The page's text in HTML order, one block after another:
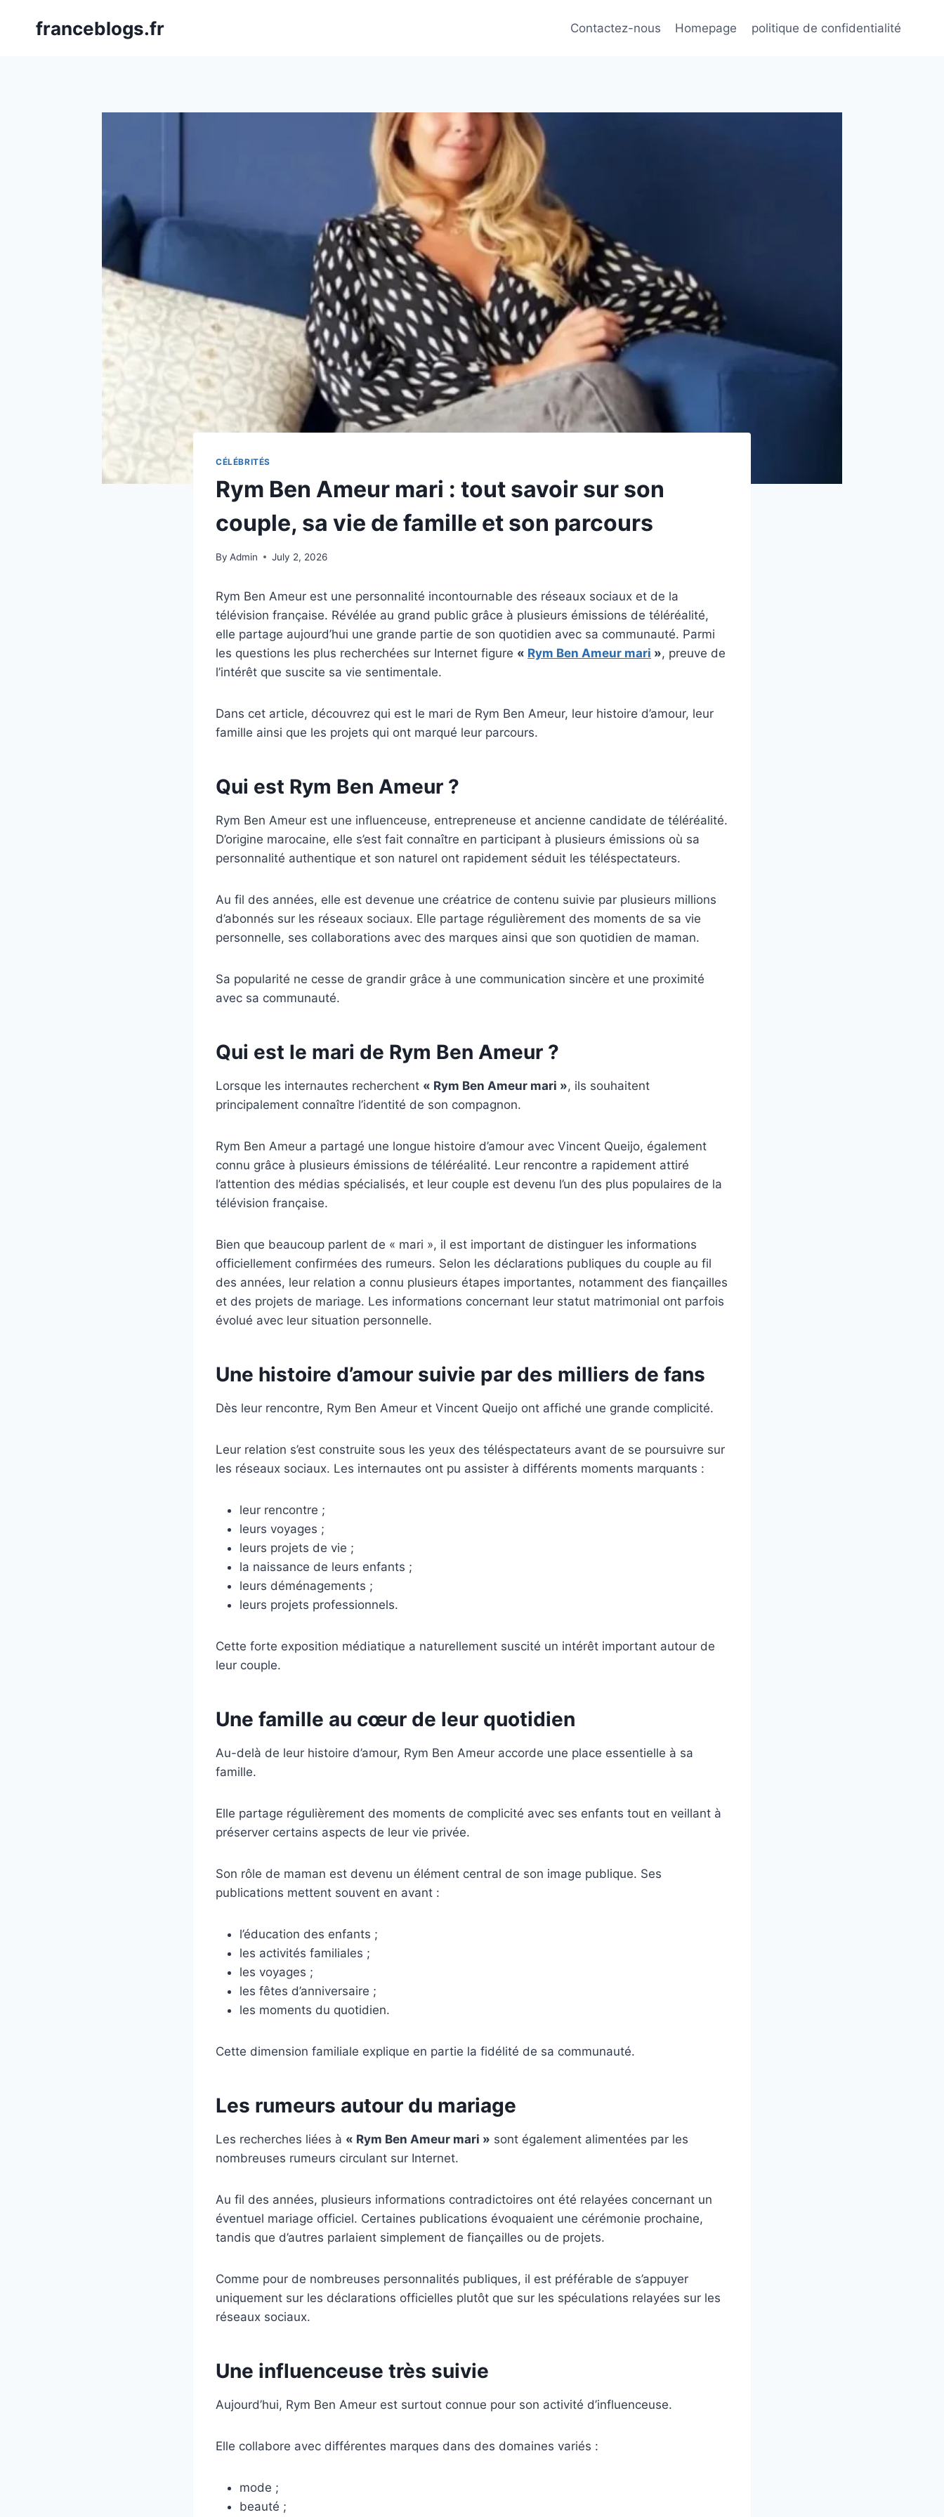
franceblogs.fr Contactez-nous Homepage politique de confidentialité
CÉLÉBRITÉS
Rym Ben Ameur mari : tout savoir sur son
couple, sa vie de famille et son parcours
By Admin July 2, 2026
Rym Ben Ameur est une personnalité incontournable des réseaux sociaux et de la
télévision française. Révélée au grand public grâce à plusieurs émissions de téléréalité,
elle partage aujourd’hui une grande partie de son quotidien avec sa communauté. Parmi
les questions les plus recherchées sur Internet figure « Rym Ben Ameur mari », preuve de
l’intérêt que suscite sa vie sentimentale.
Dans cet article, découvrez qui est le mari de Rym Ben Ameur, leur histoire d’amour, leur
famille ainsi que les projets qui ont marqué leur parcours.
Qui est Rym Ben Ameur ?
Rym Ben Ameur est une influenceuse, entrepreneuse et ancienne candidate de téléréalité.
D’origine marocaine, elle s’est fait connaître en participant à plusieurs émissions où sa
personnalité authentique et son naturel ont rapidement séduit les téléspectateurs.
Au fil des années, elle est devenue une créatrice de contenu suivie par plusieurs millions
d’abonnés sur les réseaux sociaux. Elle partage régulièrement des moments de sa vie
personnelle, ses collaborations avec des marques ainsi que son quotidien de maman.
Sa popularité ne cesse de grandir grâce à une communication sincère et une proximité
avec sa communauté.
Qui est le mari de Rym Ben Ameur ?
Lorsque les internautes recherchent « Rym Ben Ameur mari », ils souhaitent
principalement connaître l’identité de son compagnon.
Rym Ben Ameur a partagé une longue histoire d’amour avec Vincent Queijo, également
connu grâce à plusieurs émissions de téléréalité. Leur rencontre a rapidement attiré
l’attention des médias spécialisés, et leur couple est devenu l’un des plus populaires de la
télévision française.
Bien que beaucoup parlent de « mari », il est important de distinguer les informations
officiellement confirmées des rumeurs. Selon les déclarations publiques du couple au fil
des années, leur relation a connu plusieurs étapes importantes, notamment des fiançailles
et des projets de mariage. Les informations concernant leur statut matrimonial ont parfois
évolué avec leur situation personnelle.
Une histoire d’amour suivie par des milliers de fans
Dès leur rencontre, Rym Ben Ameur et Vincent Queijo ont affiché une grande complicité.
Leur relation s’est construite sous les yeux des téléspectateurs avant de se poursuivre sur
les réseaux sociaux. Les internautes ont pu assister à différents moments marquants :
leur rencontre ;
leurs voyages ;
leurs projets de vie ;
la naissance de leurs enfants ;
leurs déménagements ;
leurs projets professionnels.
Cette forte exposition médiatique a naturellement suscité un intérêt important autour de
leur couple.
Une famille au cœur de leur quotidien
Au-delà de leur histoire d’amour, Rym Ben Ameur accorde une place essentielle à sa
famille.
Elle partage régulièrement des moments de complicité avec ses enfants tout en veillant à
préserver certains aspects de leur vie privée.
Son rôle de maman est devenu un élément central de son image publique. Ses
publications mettent souvent en avant :
l’éducation des enfants ;
les activités familiales ;
les voyages ;
les fêtes d’anniversaire ;
les moments du quotidien.
Cette dimension familiale explique en partie la fidélité de sa communauté.
Les rumeurs autour du mariage
Les recherches liées à « Rym Ben Ameur mari » sont également alimentées par les
nombreuses rumeurs circulant sur Internet.
Au fil des années, plusieurs informations contradictoires ont été relayées concernant un
éventuel mariage officiel. Certaines publications évoquaient une cérémonie prochaine,
tandis que d’autres parlaient simplement de fiançailles ou de projets.
Comme pour de nombreuses personnalités publiques, il est préférable de s’appuyer
uniquement sur les déclarations officielles plutôt que sur les spéculations relayées sur les
réseaux sociaux.
Une influenceuse très suivie
Aujourd’hui, Rym Ben Ameur est surtout connue pour son activité d’influenceuse.
Elle collabore avec différentes marques dans des domaines variés :
mode ;
beauté ;